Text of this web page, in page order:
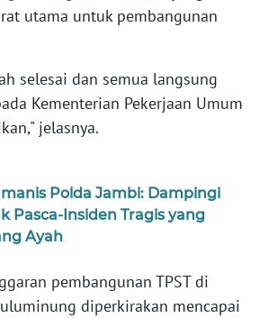
utama untuk pembangunan
selesai dan semua langsung
Kementerian Pekerjaan Umum
jelasnya.
Polda Jambi: Dampingi
Pasca-Insiden Tragis yang
Ayah
pembangunan TPST di
diperkirakan mencapai